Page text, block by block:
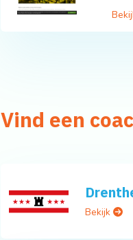
Vind een
Bekijk